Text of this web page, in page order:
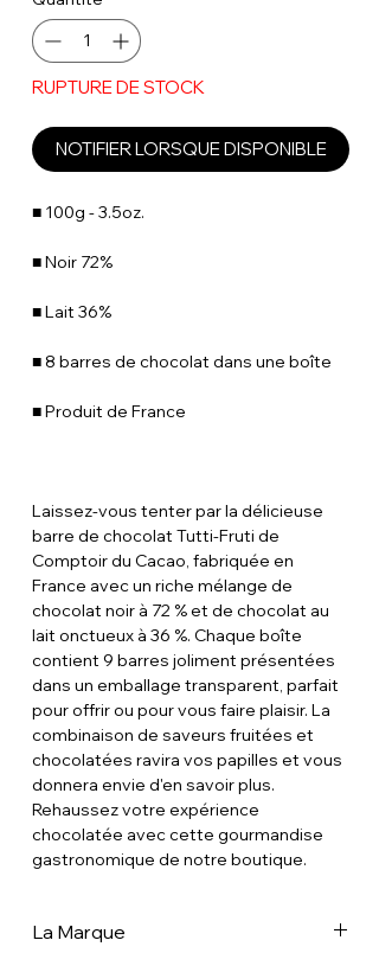
RUPTURE DE STOCK
NOTIFIER LORSQUE DISPONIBLE
■ 100g - 3.5oz.
■ Noir 72%
■ Lait 36%
■ 8 barres de chocolat dans une boîte
■ Produit de France
Laissez-vous tenter par la délicieuse
barre de chocolat Tutti-Fruti de
Comptoir du Cacao, fabriquée en
France avec un riche mélange de
chocolat noir à 72 % et de chocolat au
lait onctueux à 36 %. Chaque boîte
contient 9 barres joliment présentées
dans un emballage transparent, parfait
pour offrir ou pour vous faire plaisir. La
combinaison de saveurs fruitées et
chocolatées ravira vos papilles et vous
donnera envie d'en savoir plus.
Rehaussez votre expérience
chocolatée avec cette gourmandise
gastronomique de notre boutique.
La Marque